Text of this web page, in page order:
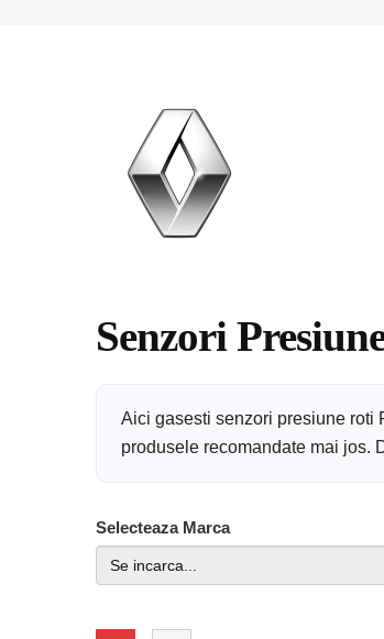
Senzori
Aici gasesti senzori presiune roti
produsele recomandate mai jos.
Selecteaza Marca